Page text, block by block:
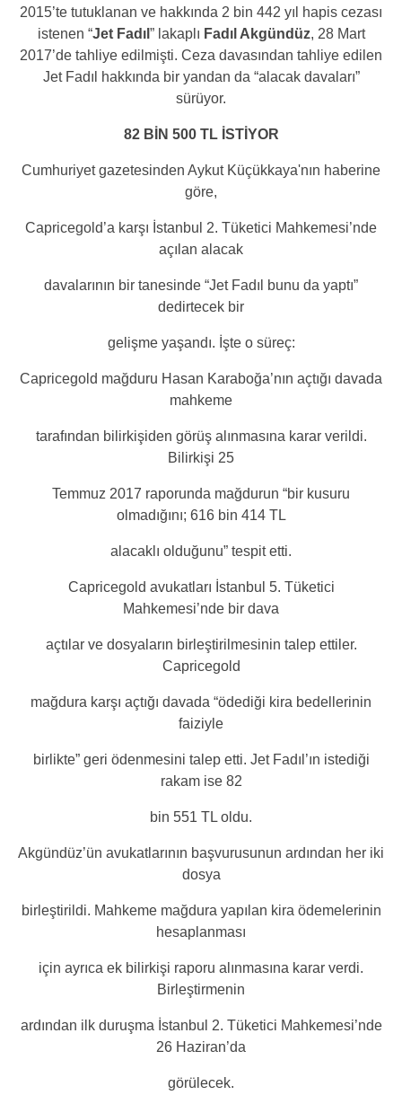
2015’te tutuklanan ve hakkında 2 bin 442 yıl hapis cezası
istenen “Jet Fadıl ” lakaplı Fadıl Akgündüz, 28 Mart
2017’de tahliye edilmişti. Ceza davasından tahliye edilen
Jet Fadıl hakkında bir yandan da “alacak davaları”
sürüyor.
82 BİN 500 TL İSTİYOR
Cumhuriyet gazetesinden Aykut Küçükkaya'nın haberine
göre,
Capricegold’a karşı İstanbul 2. Tüketici Mahkemesi’nde
açılan alacak
davalarının bir tanesinde “Jet Fadıl bunu da yaptı”
dedirtecek bir
gelişme yaşandı. İşte o süreç:
Capricegold mağduru Hasan Karaboğa’nın açtığı davada
mahkeme
tarafından bilirkişiden görüş alınmasına karar verildi.
Bilirkişi 25
Temmuz 2017 raporunda mağdurun “bir kusuru
olmadığını; 616 bin 414 TL
alacaklı olduğunu” tespit etti.
Capricegold avukatları İstanbul 5. Tüketici
Mahkemesi’nde bir dava
açtılar ve dosyaların birleştirilmesinin talep ettiler.
Capricegold
mağdura karşı açtığı davada “ödediği kira bedellerinin
faiziyle
birlikte” geri ödenmesini talep etti. Jet Fadıl’ın istediği
rakam ise 82
bin 551 TL oldu.
Akgündüz’ün avukatlarının başvurusunun ardından her iki
dosya
birleştirildi. Mahkeme mağdura yapılan kira ödemelerinin
hesaplanması
için ayrıca ek bilirkişi raporu alınmasına karar verdi.
Birleştirmenin
ardından ilk duruşma İstanbul 2. Tüketici Mahkemesi’nde
26 Haziran’da
görülecek.